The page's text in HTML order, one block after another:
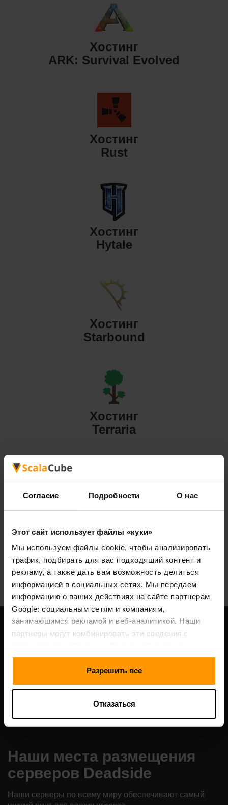
Согласие Подробности О нас
Этот сайт использует файлы «куки»
Мы используем файлы cookie, чтобы анализировать
трафик, подбирать для вас подходящий контент и
рекламу, а также дать вам возможность делиться
информацией в социальных сетях. Мы передаем
информацию о ваших действиях на сайте партнерам
Google: социальным сетям и компаниям,
занимающимся рекламой и веб-аналитикой. Наши
партнеры могут комбинировать эти сведения с
данными, которые они получили при использовании
Разрешить все
Отказаться
Хостинг
ARK: Survival Evolved
Хостинг
Rust
Хостинг
Hytale
Хостинг
Starbound
Хостинг
Terraria
Хостинг
All Games
Наши места размещения
серверов Deadside
Наши серверы по всему миру обеспечивают самый